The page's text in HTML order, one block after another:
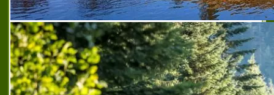
roni bar i grill,roni bar i grill,добър ресторант в
пазарджик , кетъринг рони пазарджик ,поръчка на
храна за вкъщи пазарджик,поръчка на храна за офиса
пазарджик
предпочитан бар и грил ресторант в
пазарджик,препоръчан ресторант в пазарджик,
препоръчан ресторант за поводи в пазарджик,
препоръчан ресторант за събития в пазарджик,
препоръчан ресторант с бар и грил в пазарджик,
препоръчани кетъринг услуги пазарджик,